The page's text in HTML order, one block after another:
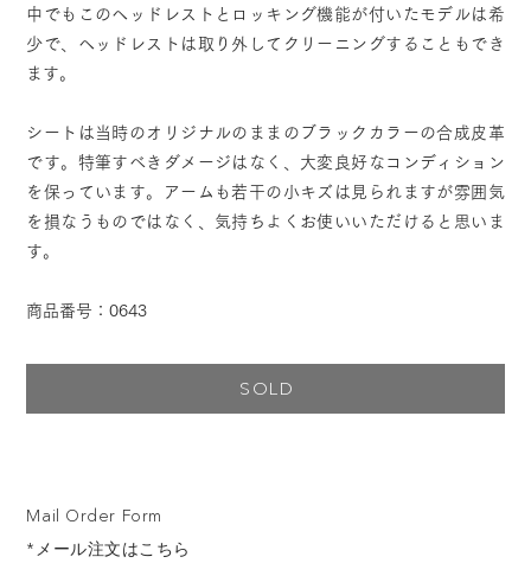
Mail Order Form
*メール注文はこちら
中でもこのヘッドレストとロッキング機能が付いたモデルは希
少で、ヘッドレストは取り外してクリーニングすることもでき
ます。
シートは当時のオリジナルのままのブラックカラーの合成皮革
です。特筆すべきダメージはなく、大変良好なコンディション
を保っています。アームも若干の小キズは見られますが雰囲気
を損なうものではなく、気持ちよくお使いいただけると思いま
す。
商品番号：0643
SOLD